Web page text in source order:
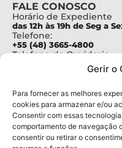
Gerir o
Para fornecer as melhores
cookies para armazenar e/ou
Consentir com essas
comportamento de navegação
consentir ou retirar o
FALE CONOSCO
Horário de Expediente
das 12h às 19h de Seg a
Telefone:
+55 (48) 3665-4800
Telefone da Ouvidoria
Para assuntos
Para assuntos
Para assuntos
bolsas@fapesc.sc.gov.br